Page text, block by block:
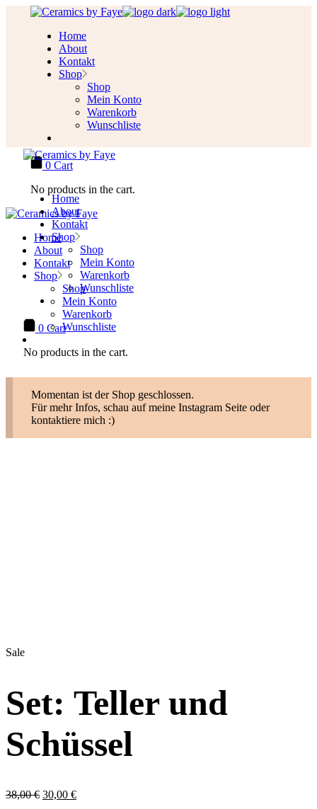
Home
About
Kontakt
Shop
Shop
Mein Konto
Warenkorb
Wunschliste
0 Cart
No products in the cart.
Home
About
Kontakt
Shop
Shop
Mein Konto
Warenkorb
Wunschliste
Home
About
Kontakt
Shop
Shop
Mein Konto
Warenkorb
Wunschliste
0 Cart
No products in the cart.
Momentan ist der Shop geschlossen.
Für mehr Infos, schau auf meine Instagram Seite oder
kontaktiere mich :)
Sale
Set: Teller und
Schüssel
38,00€ Ursprünglicher
30,00 €Aktueller